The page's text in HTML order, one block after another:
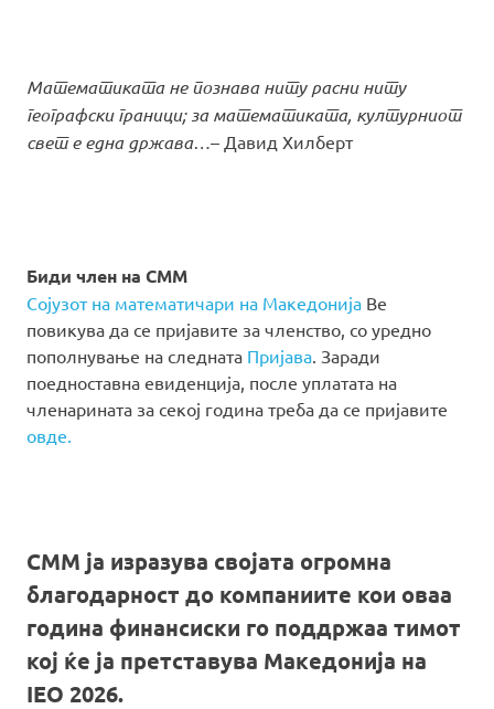
Математиката не познава ниту расни ниту
географски граници; за математиката, културниот
свет е една држава…– Давид Хилберт
Биди член на СММ
Сојузот на математичари на Македонија Ве
повикува да се пријавите за членство, со уредно
пополнување на следната Пријава . Заради
поедноставна евиденција, после уплатата на
членарината за секој година треба да се пријавите
овде.
СММ ја изразува својата огромна
благодарност до компаниите кои оваа
година финансиски го поддржаа тимот
кој ќе ја претставува Македонија на
IEO 2026.